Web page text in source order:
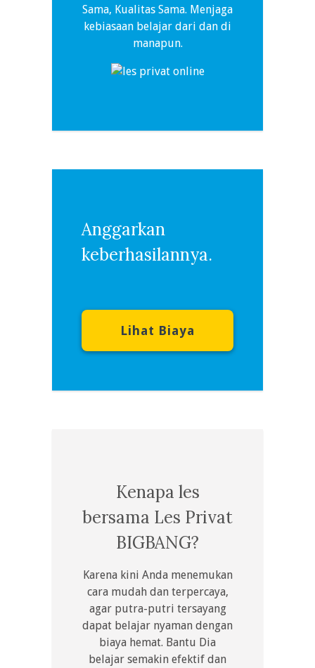
Sama, Kualitas Sama. Menjaga
kebiasaan belajar dari dan di
manapun.
Anggarkan
keberhasilannya.
Lihat Biaya
Kenapa les
bersama Les Privat
BIGBANG?
Karena kini Anda menemukan
cara mudah dan terpercaya,
agar putra-putri tersayang
dapat belajar nyaman dengan
biaya hemat. Bantu Dia
belajar semakin efektif dan